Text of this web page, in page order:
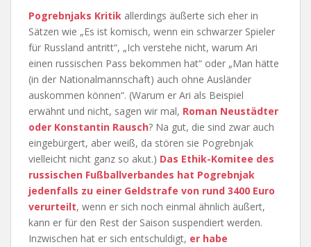
Pogrebnjaks Kritik allerdings äußerte sich eher in
Sätzen wie „Es ist komisch, wenn ein schwarzer Spieler
für Russland antritt“, „Ich verstehe nicht, warum Ari
einen russischen Pass bekommen hat“ oder „Man hätte
(in der Nationalmannschaft) auch ohne Ausländer
auskommen können“. (Warum er Ari als Beispiel
erwähnt und nicht, sagen wir mal, Roman Neustädter
oder Konstantin Rausch? Na gut, die sind zwar auch
eingebürgert, aber weiß, da stören sie Pogrebnjak
vielleicht nicht ganz so akut.) Das Ethik-Komitee des
russischen Fußballverbandes hat Pogrebnjak
jedenfalls zu einer Geldstrafe von rund 3400 Euro
verurteilt, wenn er sich noch einmal ähnlich äußert,
kann er für den Rest der Saison suspendiert werden.
Inzwischen hat er sich entschuldigt, er habe